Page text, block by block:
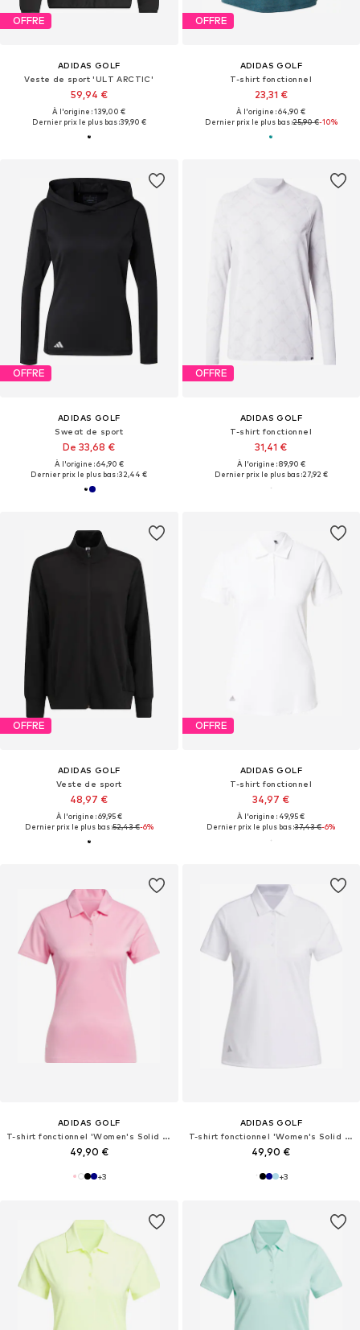
OFFRE
ADIDAS GOLF
Veste de sport 'ULT ARCTIC'
59,94 €
À l'origine : 139,00 €
Dernier prix le plus bas :39,90 €
OFFRE
ADIDAS GOLF
T-shirt fonctionnel
23,31 €
À l'origine : 64,90 €
Dernier prix le plus bas :25,90 €-10%
OFFRE
ADIDAS GOLF
Sweat de sport
De 33,68 €
À l'origine : 64,90 €
Dernier prix le plus bas :32,44 €
OFFRE
ADIDAS GOLF
T-shirt fonctionnel
31,41 €
À l'origine : 89,90 €
Dernier prix le plus bas :27,92 €
OFFRE
ADIDAS GOLF
Veste de sport
48,97 €
À l'origine : 69,95 €
Dernier prix le plus bas :52,43 €-6%
OFFRE
ADIDAS GOLF
T-shirt fonctionnel
34,97 €
À l'origine : 49,95 €
Dernier prix le plus bas :37,43 €-6%
ADIDAS GOLF
T-shirt fonctionnel 'Women's Solid Performance Short Sleeve Polo'
49,90 €
+3
ADIDAS GOLF
T-shirt fonctionnel 'Women's Solid Performance Short Sleeve Polo'
49,90 €
+3